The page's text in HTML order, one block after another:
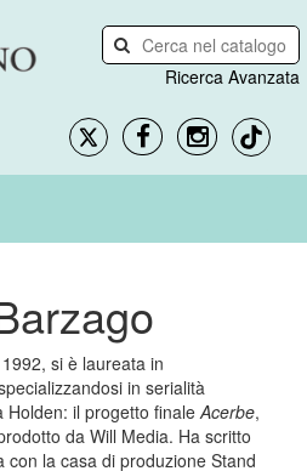
Ricerca Avanzata
si è laureata in
in serialità
Holden: il progetto finale Acerbe,
da Will Media. Ha scritto
con la casa di produzione Stand